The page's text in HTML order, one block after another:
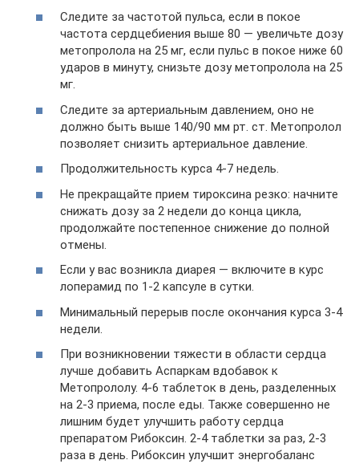
Следите за частотой пульса, если в покое
частота сердцебиения выше 80 — увеличьте дозу
метопролола на 25 мг, если пульс в покое ниже 60
ударов в минуту, снизьте дозу метопролола на 25
мг.
Следите за артериальным давлением, оно не
должно быть выше 140/90 мм рт. ст. Метопролол
позволяет снизить артериальное давление.
Продолжительность курса 4-7 недель.
Не прекращайте прием тироксина резко: начните
снижать дозу за 2 недели до конца цикла,
продолжайте постепенное снижение до полной
отмены.
Если у вас возникла диарея — включите в курс
лоперамид по 1-2 капсуле в сутки.
Минимальный перерыв после окончания курса 3-4
недели.
При возникновении тяжести в области сердца
лучше добавить Аспаркам вдобавок к
Метопрололу. 4-6 таблеток в день, разделенных
на 2-3 приема, после еды. Также совершенно не
лишним будет улучшить работу сердца
препаратом Рибоксин. 2-4 таблетки за раз, 2-3
раза в день. Рибоксин улучшит энергобаланс